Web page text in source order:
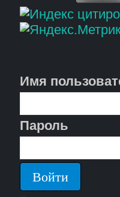
Имя
Пароль